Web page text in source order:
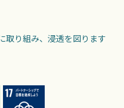
取り組み、浸透を図ります